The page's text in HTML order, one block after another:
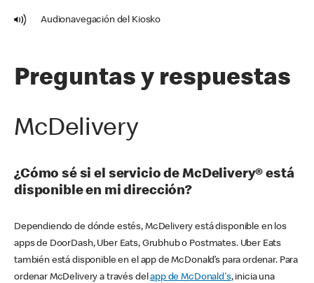
Audionavegación del Kiosko
Preguntas y respuestas
McDelivery
¿Cómo sé si el servicio de McDelivery® está
disponible en mi dirección?
Dependiendo de dónde estés, McDelivery está disponible en los
apps de DoorDash, Uber Eats, Grubhub o Postmates. Uber Eats
también está disponible en el app de McDonald’s para ordenar. Para
ordenar McDelivery a través delapp de McDonald's, inicia una